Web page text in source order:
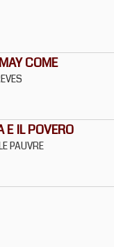
COME
E IL POVERO
PAUVRE